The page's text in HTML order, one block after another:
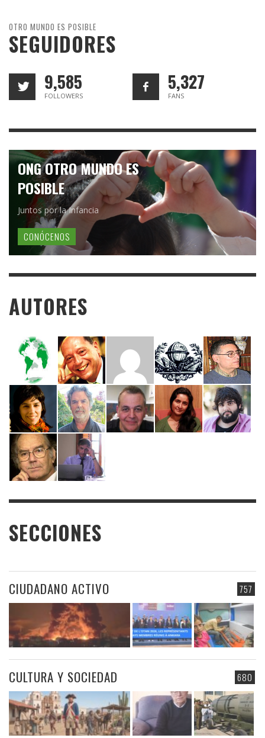
OTRO MUNDO ES POSIBLE
SEGUIDORES
9,585
FOLLOWERS
5,327
FANS
ONG OTRO MUNDO ES
POSIBLE
Juntos por la Infancia
CONÓCENOS
AUTORES
SECCIONES
757
CIUDADANO ACTIVO
680
CULTURA Y SOCIEDAD